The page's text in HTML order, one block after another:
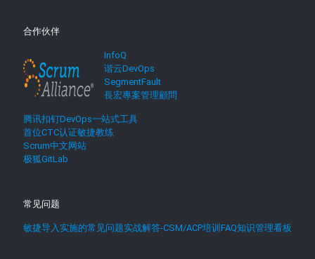
合作伙伴
InfoQ
谐云DevOps
SegmentFault
長宏專案管理顧問
腾讯扣钉DevOps一站式工具
首位CTC认证敏捷教练
Scrum中文网站
极狐GitLab
常见问题
敏捷导入实施的常见问题实战解答-CSM/ACP培训FAQ知识管理看板